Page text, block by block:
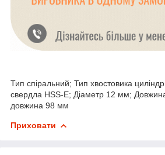
Тип спіральний; Тип хвостовика
свердла HSS-Е; Діаметр 12 мм;
довжина 98 мм
Приховати